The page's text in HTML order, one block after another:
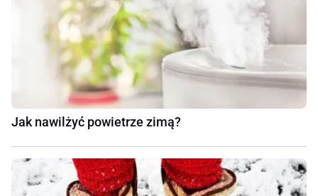
Jak nawilżyć powietrze zimą?